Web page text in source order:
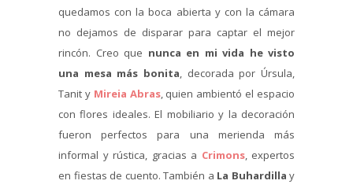
quedamos con la boca abierta y con la cámara
no dejamos de disparar para captar el mejor
rincón. Creo que nunca en mi vida he visto
una mesa más bonita, decorada por Úrsula,
Tanit y Mireia Abras, quien ambientó el espacio
con flores ideales. El mobiliario y la decoración
fueron perfectos para una merienda más
informal y rústica, gracias a Crimons, expertos
en fiestas de cuento. También a La Buhardilla y